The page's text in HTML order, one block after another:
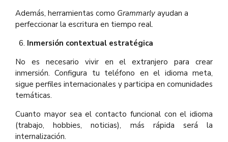
Además, herramientas como Grammarly ayudan a
perfeccionar la escritura en tiempo real.
Inmersión contextual estratégica
No es necesario vivir en el extranjero para crear
inmersión. Configura tu teléfono en el idioma meta,
sigue perfiles internacionales y participa en comunidades
temáticas.
Cuanto mayor sea el contacto funcional con el idioma
(trabajo, hobbies, noticias), más rápida será la
internalización.